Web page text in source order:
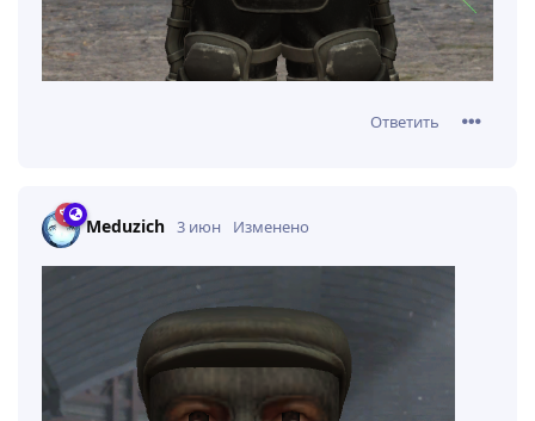
Ответить
Meduzich 3 июн Изменено